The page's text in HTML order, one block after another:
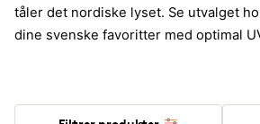
tåler det nordiske lyset. Se utvalget
dine svenske favoritter med optimal